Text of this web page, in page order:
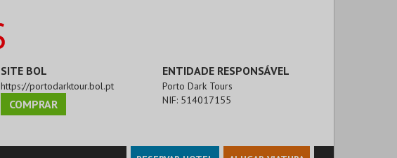
SITE BOL
https://portodarktour.bol.pt
COMPRAR
ENTIDADE RESPONSÁVEL
Porto Dark Tours
NIF: 514017155